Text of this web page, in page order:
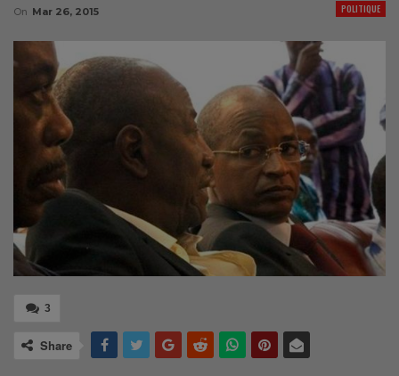
POLITIQUE
On Mar 26, 2015
3
Share